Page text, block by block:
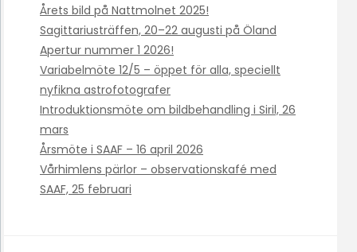
Årets bild på Nattmolnet 2025!
Sagittariusträffen, 20–22 augusti på Öland
Apertur nummer 1 2026!
Variabelmöte 12/5 – öppet för alla, speciellt
nyfikna astrofotografer
Introduktionsmöte om bildbehandling i Siril, 26
mars
Årsmöte i SAAF – 16 april 2026
Vårhimlens pärlor – observationskafé med
SAAF, 25 februari